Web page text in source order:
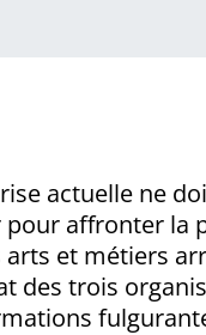
actuelle ne
pour affronter la
arts et métiers
des trois